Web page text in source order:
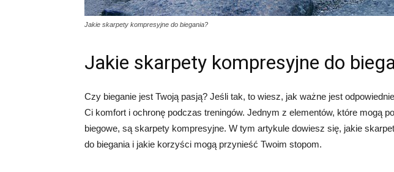
Jakie skarpety kompresyjne do biegania?
Jakie skarpety kompresyjne do
Czy bieganie jest Twoją pasją? Jeśli tak, to wiesz, jak ważne jest
Ci komfort i ochronę podczas treningów. Jednym z elementów, które mogą
biegowe, są skarpety kompresyjne. W tym artykule dowiesz się, jakie
do biegania i jakie korzyści mogą przynieść Twoim stopom.